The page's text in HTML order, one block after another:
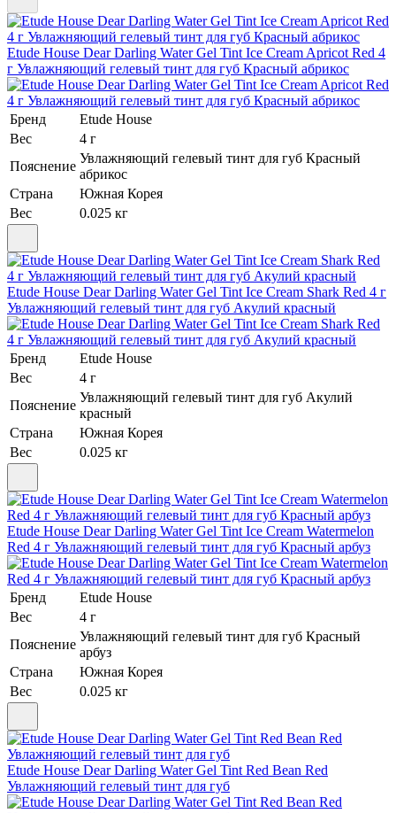
Etude House Dear Darling Water Gel Tint Ice Cream Apricot Red 4
г Увлажняющий гелевый тинт для губ Красный абрикос
Бренд
Etude House
Вес
4 г
Пояснение
Увлажняющий гелевый тинт для губ Красный
абрикос
Страна
Южная Корея
Вес
0.025 кг
Etude House Dear Darling Water Gel Tint Ice Cream Shark Red 4 г
Увлажняющий гелевый тинт для губ Акулий красный
Бренд
Etude House
Вес
4 г
Пояснение
Увлажняющий гелевый тинт для губ Акулий
красный
Страна
Южная Корея
Вес
0.025 кг
Etude House Dear Darling Water Gel Tint Ice Cream Watermelon
Red 4 г Увлажняющий гелевый тинт для губ Красный арбуз
Бренд
Etude House
Вес
4 г
Пояснение
Увлажняющий гелевый тинт для губ Красный
арбуз
Страна
Южная Корея
Вес
0.025 кг
Etude House Dear Darling Water Gel Tint Red Bean Red
Увлажняющий гелевый тинт для губ